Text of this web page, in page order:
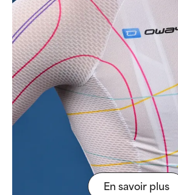
En savoir plus